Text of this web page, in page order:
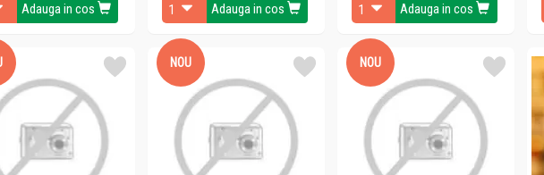
Adauga in cos Adauga in cos Adauga in cos
NOU NOU